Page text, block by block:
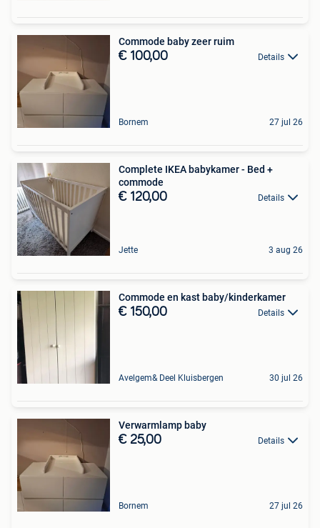
Commode baby zeer ruim
€ 100,00 Details
Bornem 27 jul 26
Complete IKEA babykamer - Bed +
commode
€ 120,00 Details
Jette 3 aug 26
Commode en kast baby/kinderkamer
€ 150,00 Details
Avelgem& Deel Kluisbergen 30 jul 26
Verwarmlamp baby
€ 25,00 Details
Bornem 27 jul 26